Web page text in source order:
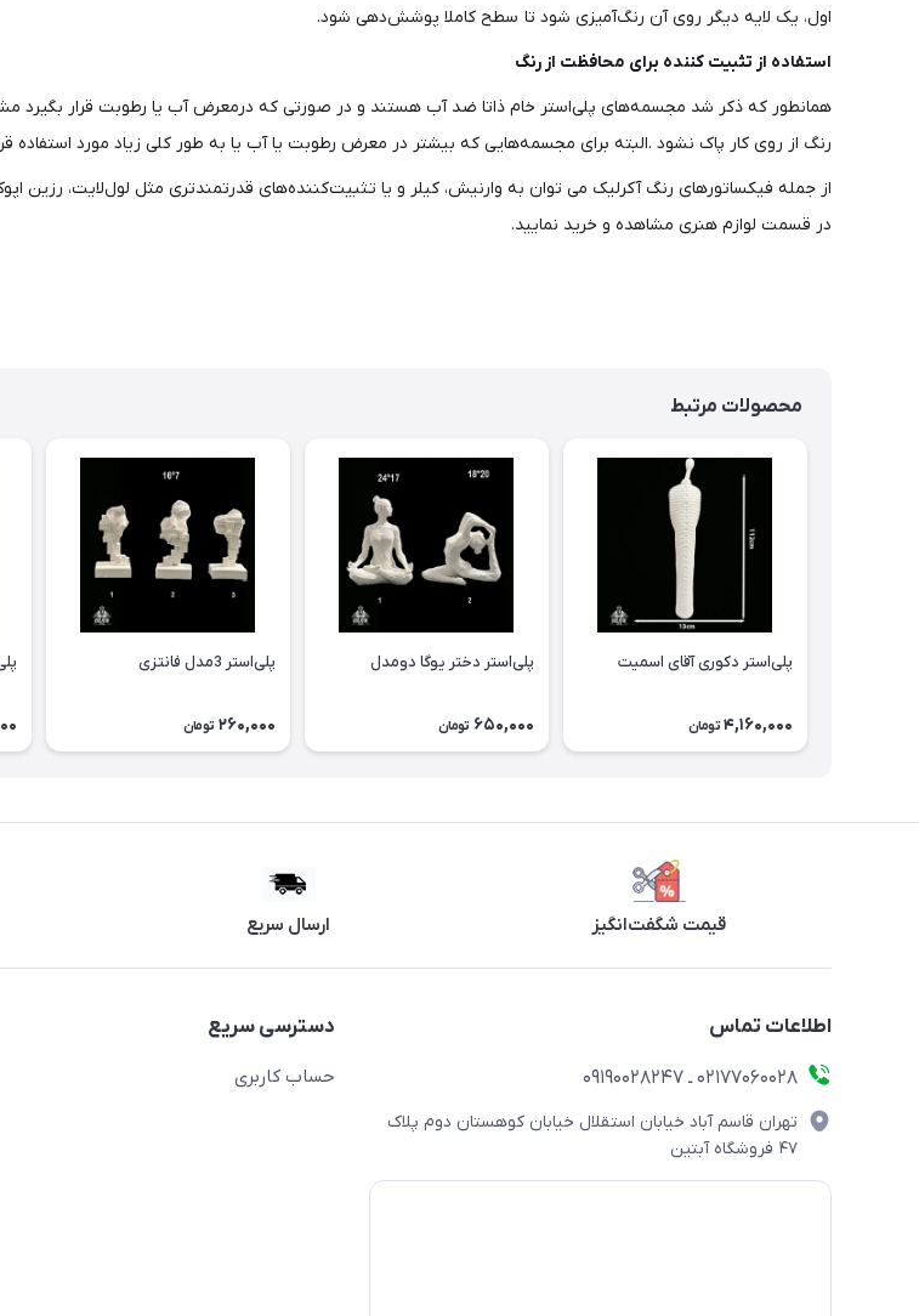
اول، یک لایه دیگر روی آن رنگ‌آمیزی شود تا سطح کاملا پوشش‌دهی شود.
استفاده از تثبیت کننده برای محافظت از رنگ
همانطور که ذکر شد مجسمه‌های پلی‌استر خام ذاتا ضد آب هستند و در صورتی که درمعرض آب یا رطوبت قرار بگیرد
رنگ از روی کار پاک نشود .البته برای مجسمه‌هایی که بیشتر در معرض رطوبت یا آب یا به طور کلی زیاد مورد استفاده
از جمله فیکساتورهای رنگ آکرلیک می توان به وارنیش، کیلر و یا تثبیت‌کننده‌های قدرتمندتری مثل لول‌لایت، رزین
در قسمت لوازم هنری مشاهده و خرید نمایید.
محصولات مرتبط
پلی‌استر دکوری آقای اسمیت
4,160,000 تومان
پلی‌استر دختر یوگا دومدل
650,000 تومان
پلی‌استر 3مدل فانتزی
260,000 تومان
قیمت شگفت‌انگیز ارسال سریع
اطلاعات تماس
۰۲۱۷۷۰۶۰۰۲۸ ـ ۰۹۱۹۰۰۲۸۲۴۷
تهران قاسم آباد خیابان استقلال خیابان کوهستان دوم پلاک
۴۷ فروشگاه آبتین
دسترسی سریع
حساب کاربری